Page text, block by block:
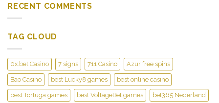
cashouts
RECENT COMMENTS
TAG CLOUD
0x.bet Casino 7 signs 711 Casino Azur free spins
Bao Casino best Lucky8 games best online casino
best Tortuga games best VoltageBet games bet365 Nederland